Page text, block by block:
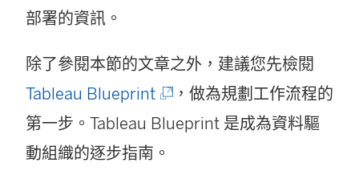
部署的資訊。
除了參閱本節的文章之外，建議您先檢閱
Tableau Blueprint(
連
結
，做為規劃工作流程的
第一步。Tableau Blueprint 是成為資料驅
動組織的逐步指南。